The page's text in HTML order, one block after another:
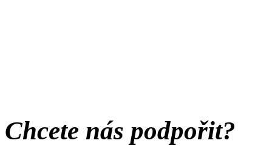
Chcete nás podpořit?